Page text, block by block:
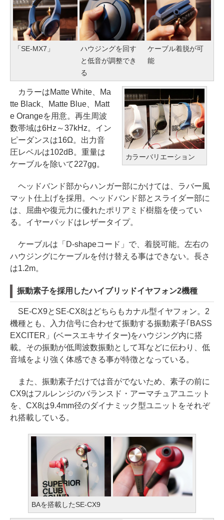
「SE-MX7」
ハウジングを回す
と低音が調整でき
る
ケーブル着脱が可
能
カラーバリエーション
カラーはMatte White、Ma
tte Black、Matte Blue、Matt
e Orangeを用意。再生周波
数帯域は6Hz～37kHz。イン
ピーダンスは16Ω。出力音
圧レベルは102dB。重量は
ケーブルを除いて227gg。
ヘッドバンド部からハンガー部にかけては、ラバー風
マット仕上げを採用。ヘッドバンド部とスライダー部に
は、屈曲や復元力に優れたポリアミド樹脂を使ってい
る。イヤーパッドはレザータイプ。
ケーブルは「D-shapeコード」で、着脱可能。左右の
ハウジングにケーブルを付け替える事はできない。長さ
は1.2m。
振動素子を採用したハイブリッドイヤフォン2機種
SE-CX9とSE-CX8はどちらもカナル型イヤフォン。2
機種とも、入力信号に合わせて振動する振動素子｢BASS
EXCITER」(ベースエキサイター)をハウジング内に搭
載。その振動が低周波数振動として耳などに伝わり、低
音域をより強く体感できる事が特徴となっている。
また、振動素子だけでは音がでないため、素子の前に
CX9はフルレンジのバランスド・アーマチュアユニット
を、CX8は9.4mm径のダイナミック型ユニットをそれぞ
れ搭載している。
BAを搭載したSE-CX9